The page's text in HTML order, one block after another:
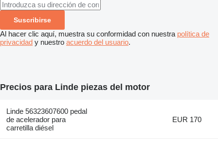
Suscribirse
Al hacer clic aquí, muestra su conformidad con nuestra política de
privacidad y nuestro acuerdo del usuario.
Precios para Linde piezas del motor
Linde 56323607600 pedal
de acelerador para
carretilla diésel
EUR 170